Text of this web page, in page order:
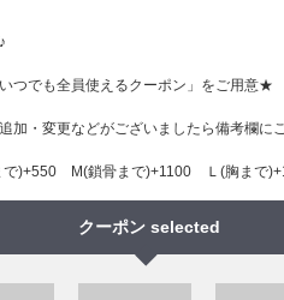
つでも全員使えるクーポン」をご用意★
加・変更などがございましたら備考欄に
まで)+550 М(鎖骨まで)+1100 Ｌ(胸ま
クーポン selected